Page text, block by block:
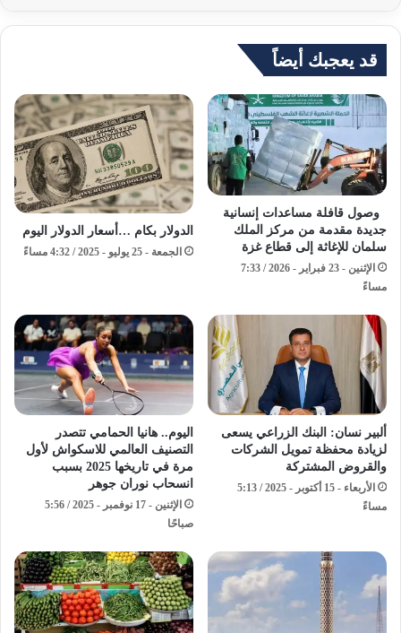
قد يعجبك أيضاً
وصول قافلة مساعدات إنسانية
جديدة مقدمة من مركز الملك
سلمان للإغاثة إلى قطاع غزة
الإثنين - 23 فبراير - 2026 / 7:33
مساءً
الدولار بكام …أسعار الدولار اليوم
الجمعة - 25 يوليو - 2025 / 4:32 مساءً
ألبير نسان: البنك الزراعي يسعى
لزيادة محفظة تمويل الشركات
والقروض المشتركة
الأربعاء - 15 أكتوبر - 2025 / 5:13
مساءً
اليوم.. هانيا الحمامي تتصدر
التصنيف العالمي للاسكواش لأول
مرة في تاريخها 2025 بسبب
انسحاب نوران جوهر
الإثنين - 17 نوفمبر - 2025 / 5:56
صباحًا